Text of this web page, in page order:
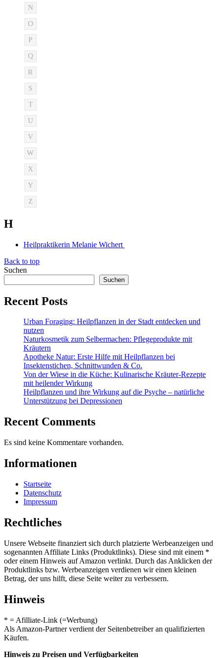
N
O
P
Q
R
S
T
U
V
W
X
Y
Z
H
Heilpraktikerin Melanie Wichert
Back to top
Suchen
Suchen
Recent Posts
Urban Foraging: Heilpflanzen in der Stadt entdecken und
nutzen
Naturkosmetik zum Selbermachen: Pflegeprodukte mit
Kräutern
Apotheke Natur: Erste Hilfe mit Heilpflanzen bei
Insektenstichen, Schnittwunden & Co.
Von der Wiese in die Küche: Kulinarische Kräuter-Rezepte
mit heilender Wirkung
Heilpflanzen und ihre Wirkung auf die Psyche – natürliche
Unterstützung bei Depressionen
Recent Comments
Es sind keine Kommentare vorhanden.
Informationen
Startseite
Datenschutz
Impressum
Rechtliches
Unsere Webseite finanziert sich durch platzierte Werbeanzeigen und
sogenannten Affiliate Links (Produktlinks). Diese sind mit einem *
oder einem Hinweis auf Amazon verlinkt. Durch das Anklicken der
Produktlinks bzw. Werbeanzeigen verdienen wir einen kleinen
Betrag, der uns hilft, diese Seite weiter zu verbessern.
Hinweis
* = Afilliate-Link (=Werbung)
Als Amazon-Partner verdient der Seitenbetreiber an qualifizierten
Käufen.
Hinweis zu Preisen und Verfügbarkeiten